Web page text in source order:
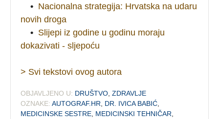
• Nacionalna strategija: Hrvatska na udaru
novih droga
• Slijepi iz godine u godinu moraju
dokazivati - sljepoću
> Svi tekstovi ovog autora
OBJAVLJENO U: DRUŠTVO ,ZDRAVLJE
OZNAKE: AUTOGRAF.HR DR. IVICA BABIĆ
MEDICINSKE SESTRE MEDICINSKI TEHNIČAR